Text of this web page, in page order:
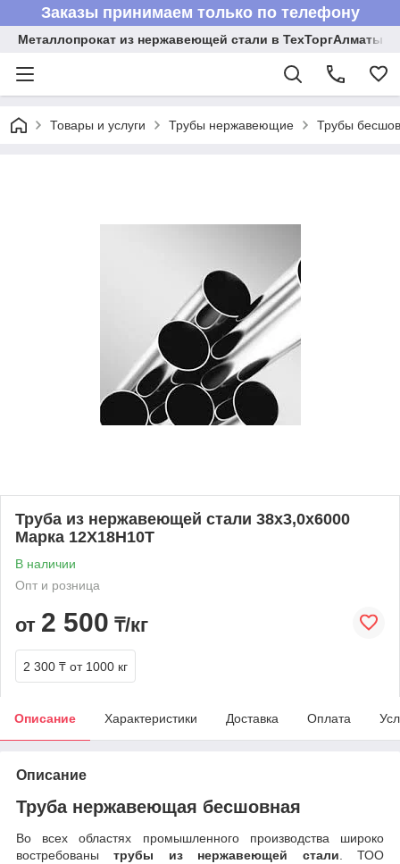
Заказы принимаем только по телефону
Металлопрокат из нержавеющей стали в ТехТоргАлматы
Товары и услуги Трубы нержавеющие Трубы
Труба из нержавеющей стали 38х3,0х6000
Марка 12Х18Н10Т
В наличии
Опт и розница
от 2 500 ₸/кг
2 300 ₸ от 1000 кг
Описание Характеристики Доставка Оплата
Описание
Труба нержавеющая бесшовная
Во всех областях промышленного производства широко
востребованытрубы из нержавеющей стали. ТОО